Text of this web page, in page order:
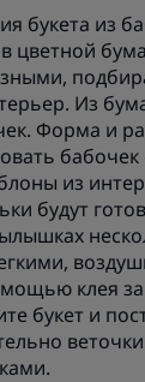
букета из
цветной
Из
Форма и
из
будут
клея
букет и